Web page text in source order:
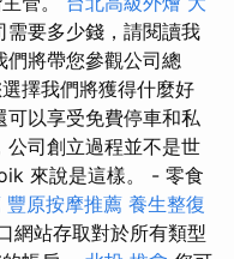
需要多少錢，請閱讀我
們將帶您參觀公司總
擇我們將獲得什麼好
可以享受免費停車和私
公司創立過程並不是世
來說是這樣。 - 零食
豐原按摩推薦 養生整復
網站存取對於所有類型